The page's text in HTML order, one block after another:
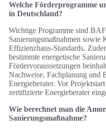
Welche Förderprogramme
in Deutschland?
Wichtige Programme sind
Sanierungsmaßnahmen
Effizienzhaus-Standards.
bestimmte energetische
Fördervoraussetzungen
Nachweise, Fachplanung und
Energieberater. Vor
zertifizierte Energieberater
Wie berechnet man die
Sanierungsmaßnahme?